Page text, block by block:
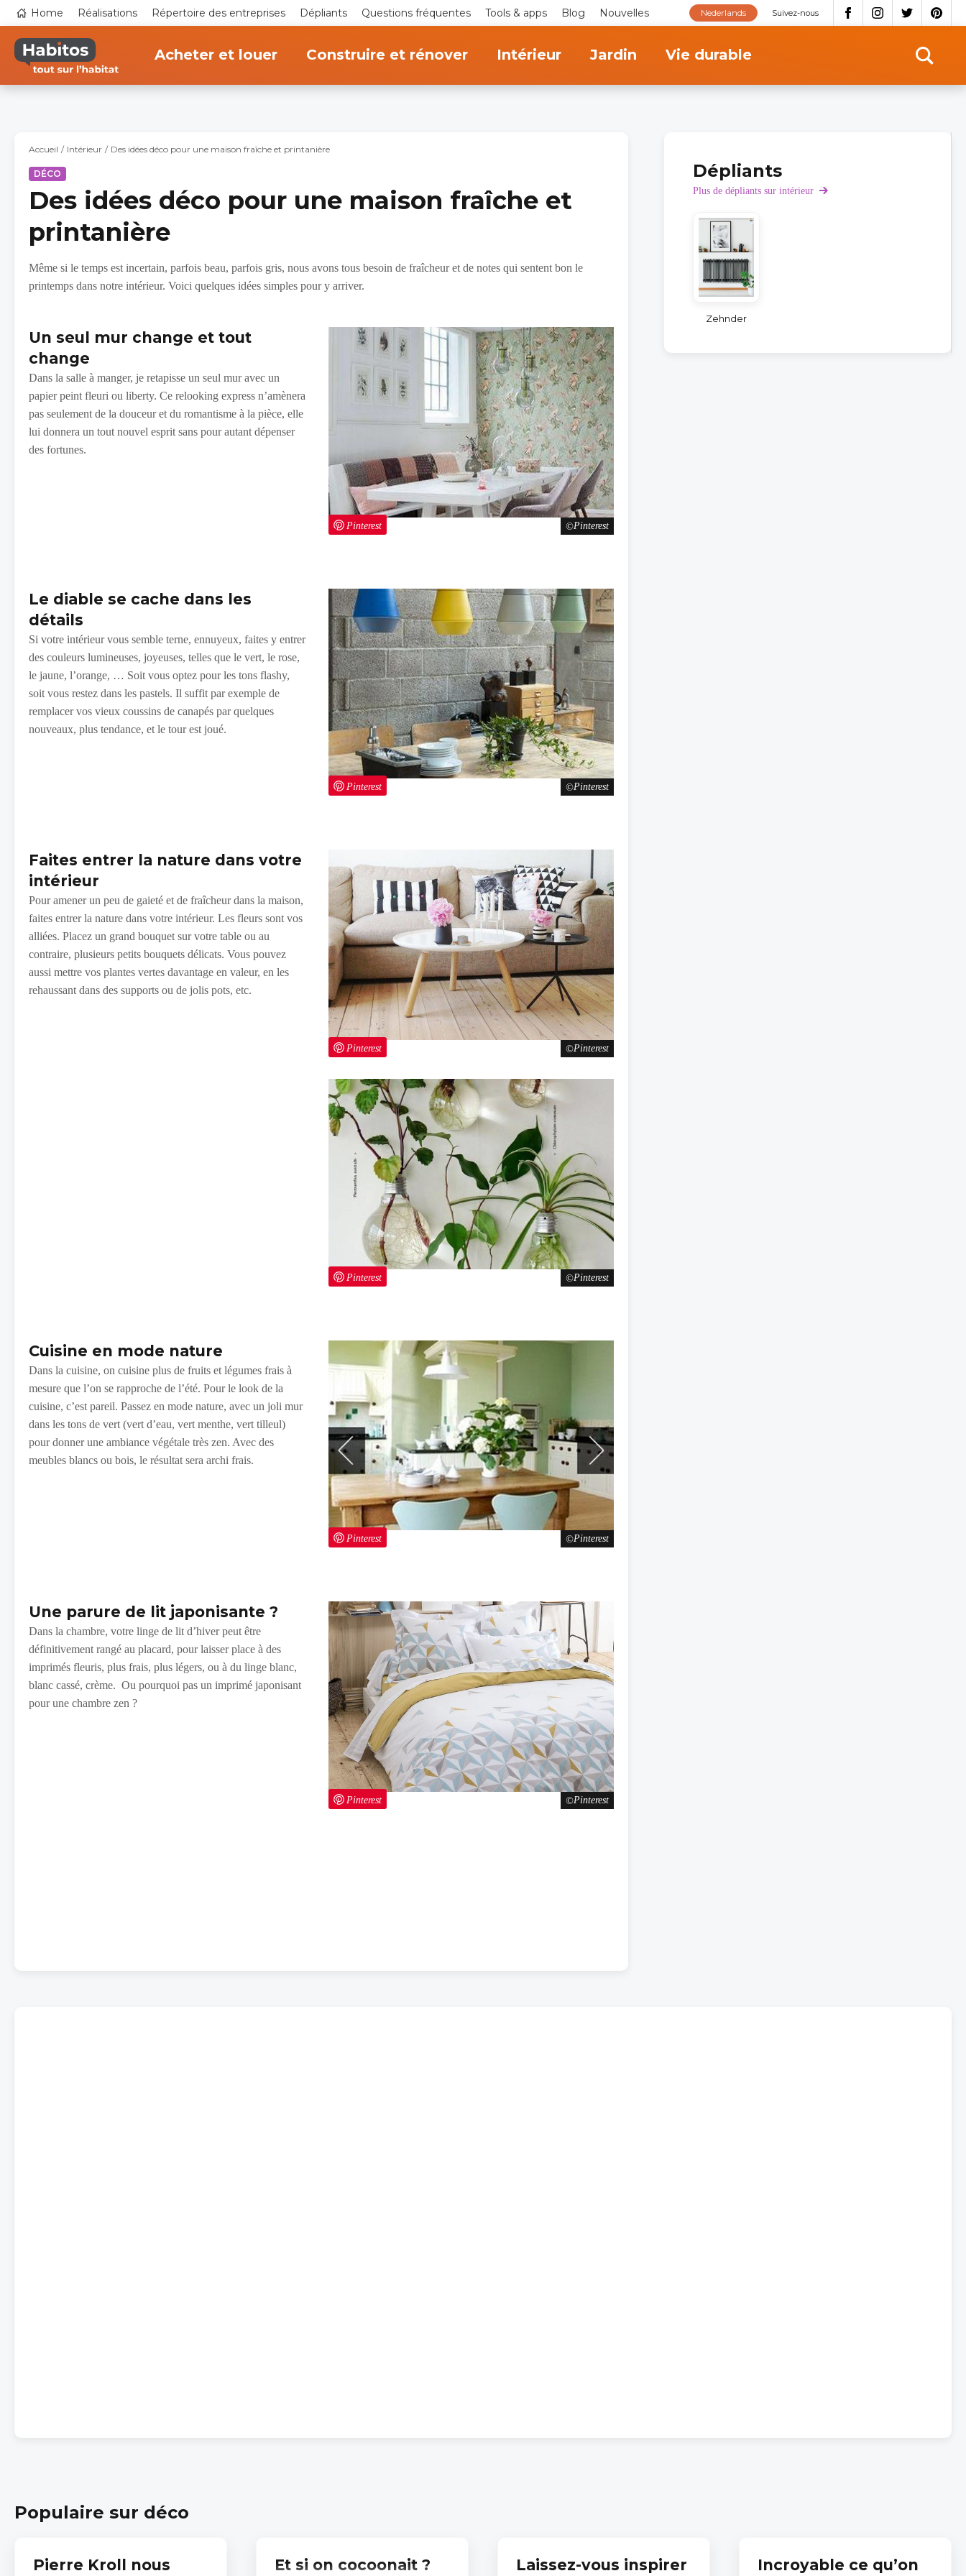
contenu
principal
Top
navigation
Home Réalisations Répertoire des entreprises Dépliants Questions fréquentes Tools & apps Blog Nouvelles Suivez-nous
Nederlands
Acheter et louer Construire et rénover Intérieur Jardin Vie durable
Accueil Intérieur Des idées déco pour une maison fraîche et printanière
DÉCO
Des idées déco pour une maison fraîche et
printanière
Même si le temps est incertain, parfois beau, parfois gris, nous avons tous besoin de fraîcheur et de notes qui sentent bon le
printemps dans notre intérieur. Voici quelques idées simples pour y arriver.
Pinterest
Pinterest
Un seul mur change et tout
change
Dans la salle à manger, je retapisse un seul mur avec un
papier peint fleuri ou liberty. Ce relooking express n’amènera
pas seulement de la douceur et du romantisme à la pièce, elle
lui donnera un tout nouvel esprit sans pour autant dépenser
des fortunes.
Pinterest
Pinterest
Le diable se cache dans les
détails
Si votre intérieur vous semble terne, ennuyeux, faites y entrer
des couleurs lumineuses, joyeuses, telles que le vert, le rose,
le jaune, l’orange, … Soit vous optez pour les tons flashy,
soit vous restez dans les pastels. Il suffit par exemple de
remplacer vos vieux coussins de canapés par quelques
nouveaux, plus tendance, et le tour est joué.
Pinterest
Pinterest
Pinterest
Pinterest
Faites entrer la nature dans votre
intérieur
Pour amener un peu de gaieté et de fraîcheur dans la maison,
faites entrer la nature dans votre intérieur. Les fleurs sont vos
alliées. Placez un grand bouquet sur votre table ou au
contraire, plusieurs petits bouquets délicats. Vous pouvez
aussi mettre vos plantes vertes davantage en valeur, en les
rehaussant dans des supports ou de jolis pots, etc.
Pinterest
Pinterest
Cuisine en mode nature
Dans la cuisine, on cuisine plus de fruits et légumes frais à
mesure que l’on se rapproche de l’été. Pour le look de la
cuisine, c’est pareil. Passez en mode nature, avec un joli mur
dans les tons de vert (vert d’eau, vert menthe, vert tilleul)
pour donner une ambiance végétale très zen. Avec des
meubles blancs ou bois, le résultat sera archi frais.
Pinterest
Pinterest
Une parure de lit japonisante ?
Dans la chambre, votre linge de lit d’hiver peut être
définitivement rangé au placard, pour laisser place à des
imprimés fleuris, plus frais, plus légers, ou à du linge blanc,
blanc cassé, crème. Ou pourquoi pas un imprimé japonisant
pour une chambre zen ?
Dépliants
Plus de dépliants sur intérieur
Zehnder
Populaire sur déco
Pierre Kroll nous
Et si on cocoonait ?
Laissez-vous inspirer
Incroyable ce qu’on